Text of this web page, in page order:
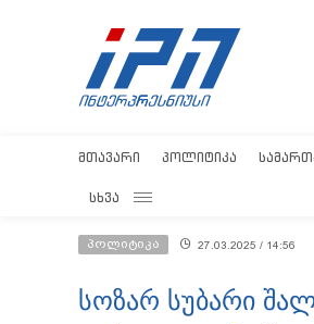
ᲛᲗᲐᲕᲐᲠᲘ ᲞᲝᲚᲘᲢᲘᲙᲐ
ᲡᲮᲕᲐ
პოლიტიკა 27.03.2025 / 14:56
სოზარ სუბარი